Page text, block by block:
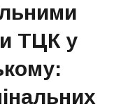
ТЦК у